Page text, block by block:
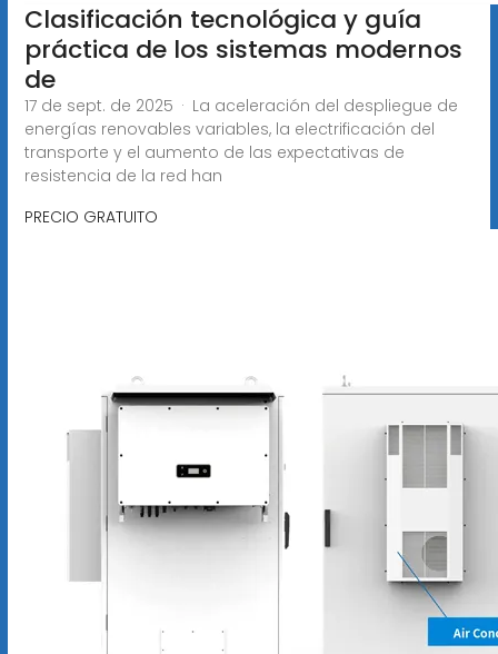
Clasificación tecnológica y guía
práctica de los sistemas modernos
de
17 de sept. de 2025 · La aceleración del despliegue de
energías renovables variables, la electrificación del
transporte y el aumento de las expectativas de
resistencia de la red han
PRECIO GRATUITO